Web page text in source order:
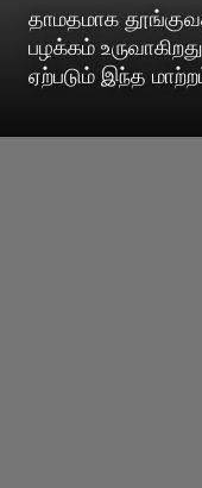
தாமதமாக
பழக்கம்
ஏற்படும் இந்த